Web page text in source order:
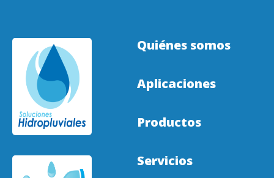
Quiénes somos
Aplicaciones
Productos
Servicios